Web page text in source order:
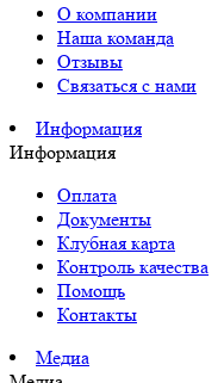
О компании
Наша команда
Отзывы
Связаться с нами
Информация
Информация
Оплата
Документы
Клубная карта
Контроль качества
Помощь
Контакты
Медиа